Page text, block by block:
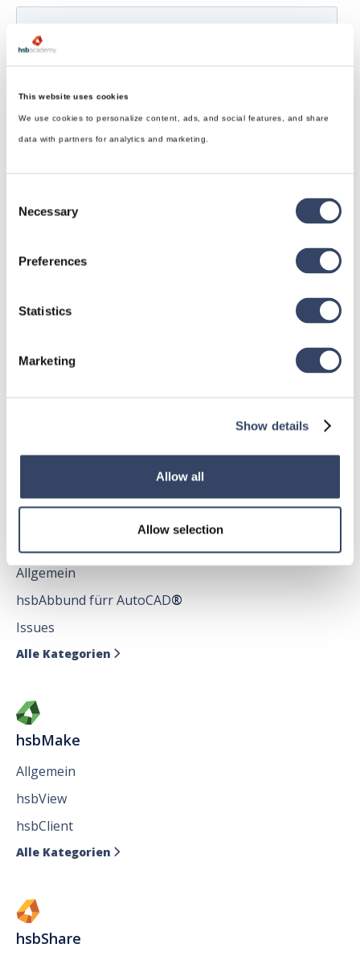
This website uses cookies
We use cookies to personalize content, ads, and social features, and share
data with partners for analytics and marketing.
Selection
Necessary
Preferences
Statistics
Marketing
Show details
Allow all
Allow selection
Alle Kategorien
Allgemein
hsbAbbund fürr AutoCAD®
Issues
Alle Kategorien 
hsbMake
Allgemein
hsbView
hsbClient
Alle Kategorien 
hsbShare